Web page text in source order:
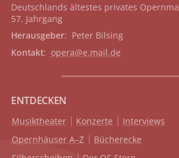
Deutschlands ältestes privates
57. Jahrgang
Herausgeber: Peter Bilsing
Kontakt: opera@e.mail.de
ENTDECKEN
Musiktheater Konzerte
Interviews
Opernhäuser A–Z
Bücherecke